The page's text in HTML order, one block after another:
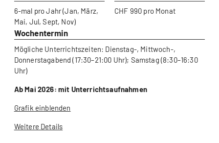
6-mal pro Jahr (Jan, März,
Mai, Jul, Sept, Nov)
CHF 990 pro Monat
Wochentermin
Mögliche Unterrichtszeiten: Dienstag-, Mittwoch-,
Donnerstagabend (17:30–21:00 Uhr); Samstag (8:30–16:30
Uhr)
Ab Mai 2026: mit Unterrichtsaufnahmen
Grafik einblenden
Weitere Details